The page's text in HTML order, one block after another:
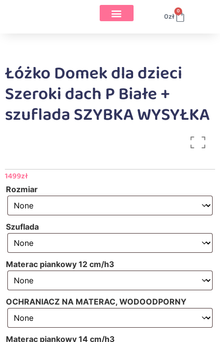
0zł 0
Łóżko Domek dla dzieci
Szeroki dach P Białe +
szuflada SZYBKA WYSYŁKA
1499zł
Rozmiar
Szuflada
Materac piankowy 12 cm/h3
OCHRANIACZ NA MATERAC, WODOODPORNY
Materac piankowy 14 cm/h3